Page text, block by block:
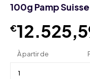
100g Pamp
€
À partir de
1